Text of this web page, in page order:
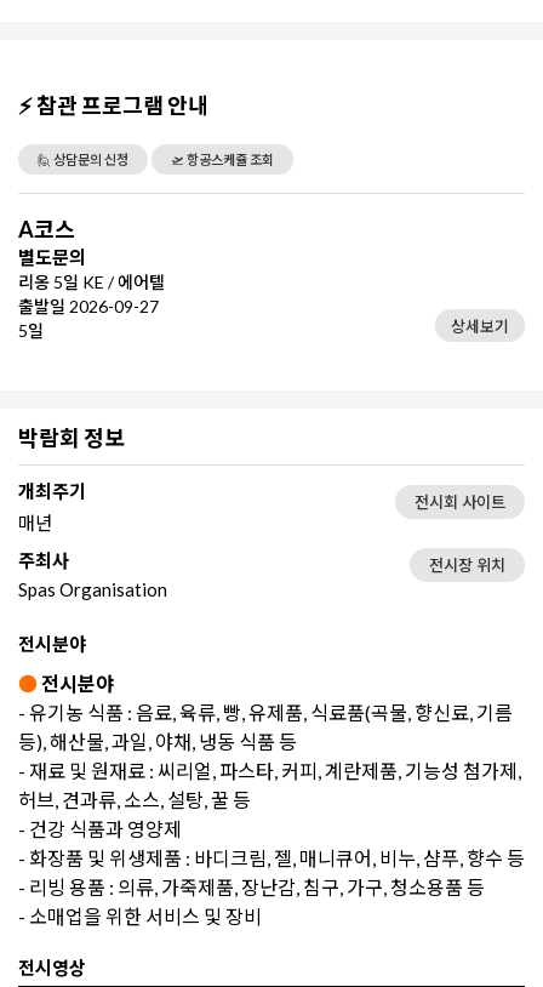
⚡ 참관 프로그램 안내
🙋 상담문의 신청 🛫 항공스케쥴 조회
A코스
별도문의
리옹 5일 KE / 에어텔
출발일 2026-09-27
5일
상세보기
박람회 정보
개최주기
매년
전시회 사이트
주최사
Spas Organisation
전시장 위치
전시분야
●전시분야
- 유기농 식품 : 음료, 육류, 빵, 유제품, 식료품(곡물, 향신료, 기름
등), 해산물, 과일, 야채, 냉동 식품 등
- 재료 및 원재료 : 씨리얼, 파스타, 커피, 계란제품, 기능성 첨가제,
허브, 견과류, 소스, 설탕, 꿀 등
- 건강 식품과 영양제
- 화장품 및 위생제품 : 바디크림, 젤, 매니큐어, 비누, 샴푸, 향수 등
- 리빙 용품 : 의류, 가죽제품, 장난감, 침구, 가구, 청소용품 등
- 소매업을 위한 서비스 및 장비
전시영상